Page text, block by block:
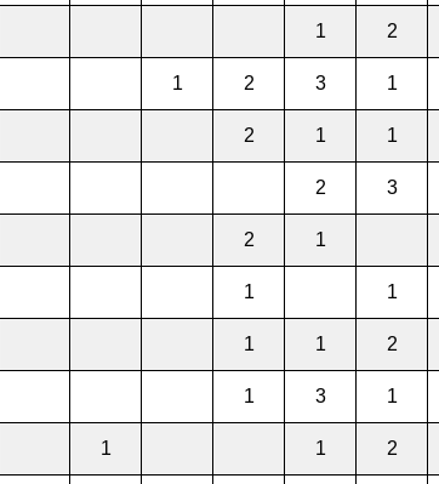
1 2
1 2 3 1
2 1 1
2 3
2 1
1 1
1 1 2
1 3 1
1 1 2